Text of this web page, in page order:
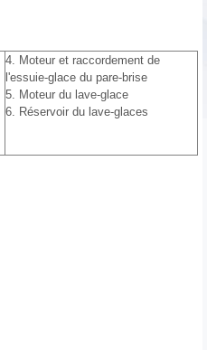
4. Moteur et raccordement de
l'essuie-glace du pare-brise
5. Moteur du lave-glace
6. Réservoir du lave-glaces